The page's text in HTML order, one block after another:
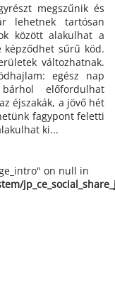
megszűnik és
tartósan
között alakulhat a
képződhet sűrű köd.
változhatnak.
egész nap
előfordulhat
éjszakák, a jövő hét
fagypont feletti
ki...
on null in